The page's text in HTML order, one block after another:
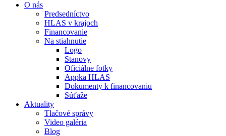
O nás
Predsedníctvo
HLAS v krajoch
Financovanie
Na stiahnutie
Logo
Stanovy
Oficiálne fotky
Appka HLAS
Dokumenty k financovaniu
Súťaže
Aktuality
Tlačové správy
Video galéria
Blog